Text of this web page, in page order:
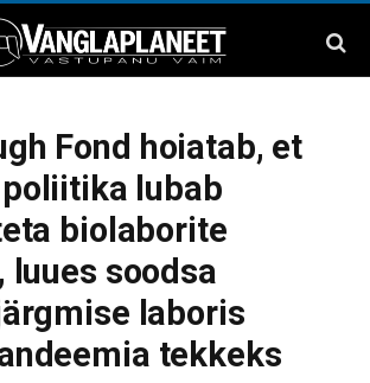
Fond hoiatab, et
poliitika lubab
biolaborite
luues soodsa
laboris
tekkeks